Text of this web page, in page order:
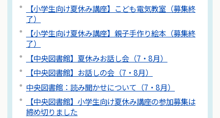
【小学生向け夏休み講座】こども電気教室（募集終
了）
【小学生向け夏休み講座】親子手作り絵本（募集終
了）
【中央図書館】夏休みお話し会（7・8月）
【中央図書館】お話しの会（7・8月）
中央図書館：読み聞かせについて（7・8月）
【中央図書館】小学生向け夏休み講座の参加募集は
締め切りました